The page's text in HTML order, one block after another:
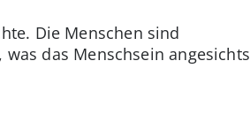
Die Menschen sind
das Menschsein angesichts